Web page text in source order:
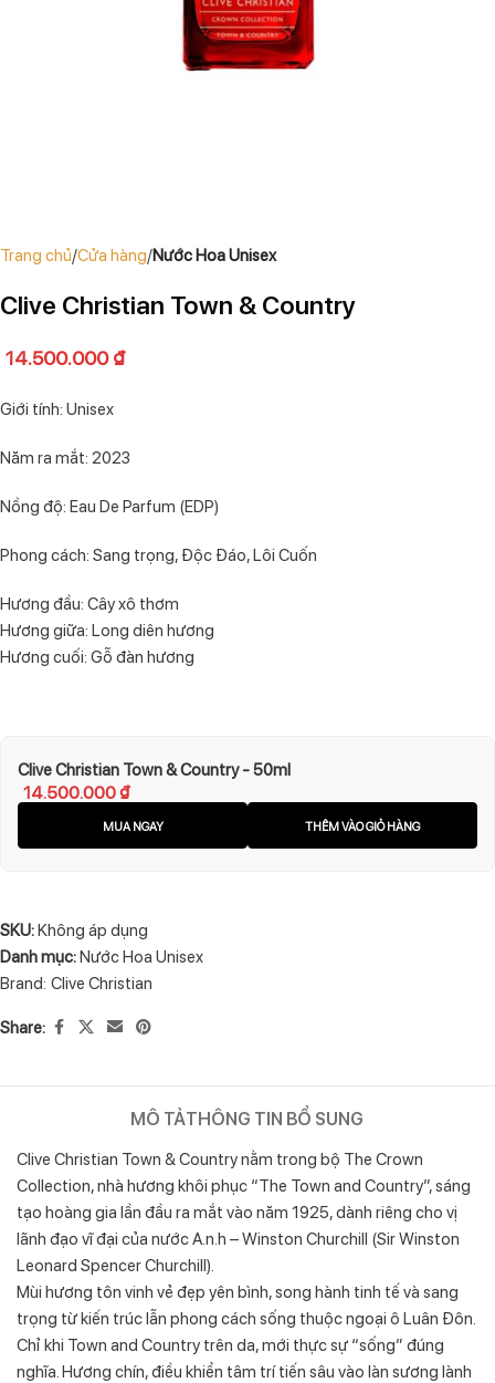
Trang chủ Cửa hàng Nước Hoa Unisex
Clive Christian Town & Country
14.500.000₫
Giới tính: Unisex
Năm ra mắt: 2023
Nồng độ: Eau De Parfum (EDP)
Phong cách: Sang trọng, Độc Đáo, Lôi Cuốn
Hương đầu: Cây xô thơm
Hương giữa: Long diên hương
Hương cuối: Gỗ đàn hương
Clive Christian Town & Country - 50ml
14.500.000₫
MUA NGAY THÊM VÀO GIỎ HÀNG
SKU:Không áp dụng
Danh mục:Nước Hoa Unisex
Brand: Clive Christian
Share:
MÔ TẢTHÔNG TIN BỔ SUNG
Clive Christian Town & Country nằm trong bộ The Crown
Collection, nhà hương khôi phục “The Town and Country”, sáng
tạo hoàng gia lần đầu ra mắt vào năm 1925, dành riêng cho vị
lãnh đạo vĩ đại của nước A.n.h – Winston Churchill (Sir Winston
Leonard Spencer Churchill).
Mùi hương tôn vinh vẻ đẹp yên bình, song hành tinh tế và sang
trọng từ kiến trúc lẫn phong cách sống thuộc ngoại ô Luân Đôn.
Chỉ khi Town and Country trên da, mới thực sự “sống” đúng
nghĩa. Hương chín, điều khiển tâm trí tiến sâu vào làn sương lành